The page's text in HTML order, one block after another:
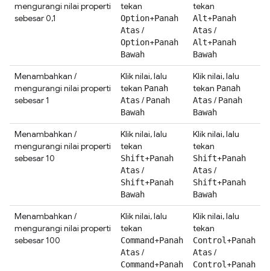
mengurangi nilai properti
sebesar 0,1
tekan
Option+Panah
Atas /
Option+Panah
Bawah
tekan
Alt+Panah
Atas /
Alt+Panah
Bawah
Menambahkan /
mengurangi nilai properti
sebesar 1
Klik nilai, lalu
tekan Panah
Atas / Panah
Bawah
Klik nilai, lalu
tekan Panah
Atas / Panah
Bawah
Menambahkan /
mengurangi nilai properti
sebesar 10
Klik nilai, lalu
tekan
Shift+Panah
Atas /
Shift+Panah
Bawah
Klik nilai, lalu
tekan
Shift+Panah
Atas /
Shift+Panah
Bawah
Menambahkan /
mengurangi nilai properti
sebesar 100
Klik nilai, lalu
tekan
Command+Panah
Atas /
Command+Panah
Klik nilai, lalu
tekan
Control +Panah
Atas /
Control +Panah